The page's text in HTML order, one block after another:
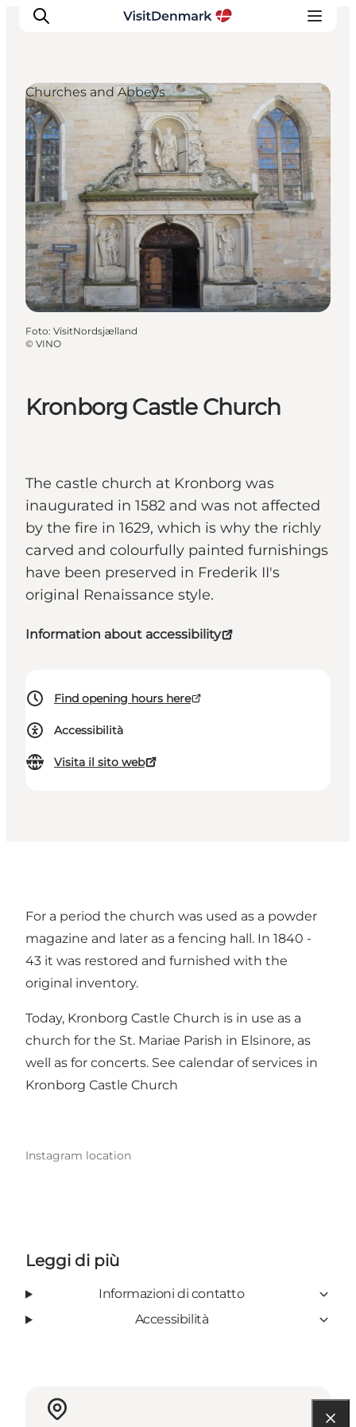
Ispirazioni
Dove andare
Cosa fare
Dove dormire
Pianifica il viaggio
Kronborg Castle Church
The castle church at Kronborg was
inaugurated in 1582 and was not affected
by the fire in 1629, which is why the richly
carved and colourfully painted furnishings
have been preserved in Frederik II's
original Renaissance style.
Information about accessibility
Find opening hours here
Accessibilità
Visita il sito web
Churches and Abbeys
Foto: VisitNordsjælland
© VINO
For a period the church was used as a powder
magazine and later as a fencing hall. In 1840 -
43 it was restored and furnished with the
original inventory.
Today, Kronborg Castle Church is in use as a
church for the St. Mariae Parish in Elsinore, as
well as for concerts. See calendar ofservices in
Kronborg Castle Church
Instagram location
Leggi di più
Informazioni di contatto
Accessibilità